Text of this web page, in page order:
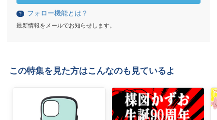
？ フォロー機能とは？
最新情報をメールでお知らせします。
この特集を見た方はこんなのも見ているよ